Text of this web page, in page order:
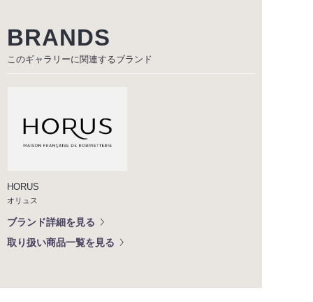
BRANDS
このギャラリーに関連するブランド
HORUS
オリュス
ブランド詳細を見る
取り扱い商品一覧を見る